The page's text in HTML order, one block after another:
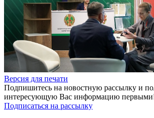
Версия для печати
Подпишитесь на новостную рассылку и
интересующую Вас информацию
Подписаться на рассылку